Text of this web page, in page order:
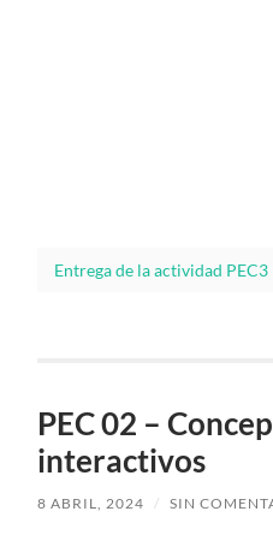
Entrega de la actividad PEC3
PEC 02 –
interactivos
8 ABRIL, 2024 / SIN